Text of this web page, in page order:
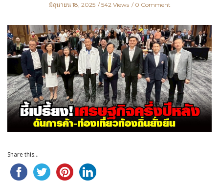
มิถุนายน 18, 2025 542 Views 0 Comment
Share this...